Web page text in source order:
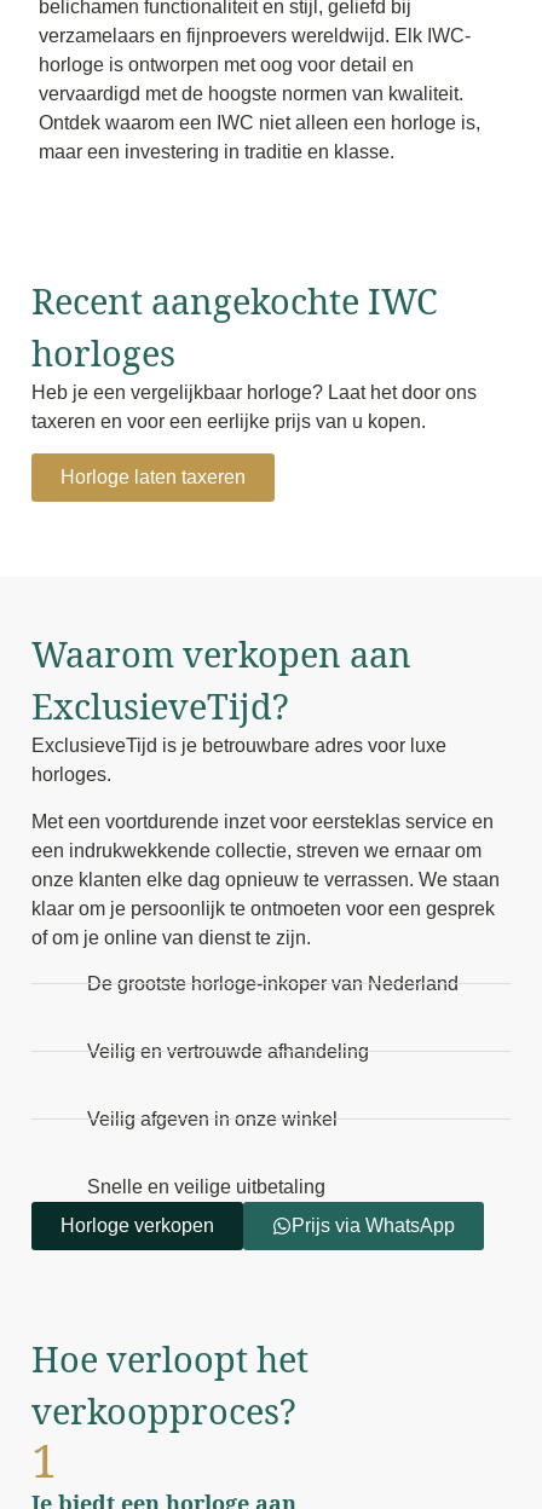
belichamen functionaliteit en stijl, geliefd bij
verzamelaars en fijnproevers wereldwijd. Elk IWC-
horloge is ontworpen met oog voor detail en
vervaardigd met de hoogste normen van kwaliteit.
Ontdek waarom een IWC niet alleen een horloge is,
maar een investering in traditie en klasse.
Recent aangekochte IWC
horloges
Heb je een vergelijkbaar horloge? Laat het door ons
taxeren en voor een eerlijke prijs van u kopen.
Horloge laten taxeren
Waarom verkopen aan
ExclusieveTijd?
ExclusieveTijd is je betrouwbare adres voor luxe
horloges.
Met een voortdurende inzet voor eersteklas service en
een indrukwekkende collectie, streven we ernaar om
onze klanten elke dag opnieuw te verrassen. We staan
klaar om je persoonlijk te ontmoeten voor een gesprek
of om je online van dienst te zijn.
De grootste horloge-inkoper van Nederland
Veilig en vertrouwde afhandeling
Veilig afgeven in onze winkel
Snelle en veilige uitbetaling
Horloge verkopen
Prijs via WhatsApp
Hoe verloopt het
verkoopproces?
1
Je biedt een horloge aan